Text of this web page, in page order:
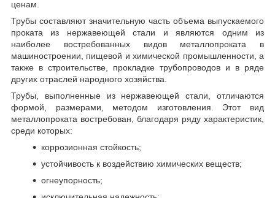
ценам.
Трубы составляют значительную часть объема выпускаемого
проката из нержавеющей стали и являются одним из
наиболее востребованных видов металлопроката в
машиностроении, пищевой и химической промышленности, а
также в строительстве, прокладке трубопроводов и в ряде
других отраслей народного хозяйства.
Трубы, выполненные из нержавеющей стали, отличаются
формой, размерами, методом изготовления. Этот вид
металлопроката востребован, благодаря ряду характеристик,
среди которых:
коррозионная стойкость;
устойчивость к воздействию химических веществ;
огнеупорность;